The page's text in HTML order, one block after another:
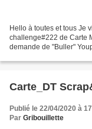
Hello à toutes et tous Je
challenge#222 de Carte
demande de "Buller"
Carte_DT
Publié le 22/04/2020 à
Par Gribouillette